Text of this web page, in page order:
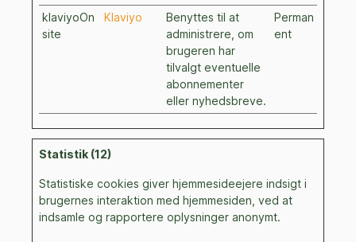
klaviyoOn
site
Klaviyo
Benyttes til at
administrere, om
brugeren har
tilvalgt eventuelle
abonnementer
eller nyhedsbreve.
Perman
ent
Statistik (12)
Statistiske cookies giver hjemmesideejere indsigt i
brugernes interaktion med hjemmesiden, ved at
indsamle og rapportere oplysninger anonymt.